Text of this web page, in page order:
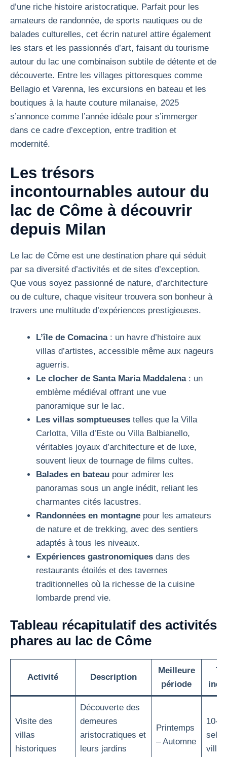
d’une riche histoire aristocratique. Parfait pour les
amateurs de randonnée, de sports nautiques ou de
balades culturelles, cet écrin naturel attire également
les stars et les passionnés d’art, faisant du tourisme
autour du lac une combinaison subtile de détente et de
découverte. Entre les villages pittoresques comme
Bellagio et Varenna, les excursions en bateau et les
boutiques à la haute couture milanaise, 2025
s’annonce comme l’année idéale pour s’immerger
dans ce cadre d’exception, entre tradition et
modernité.
Les trésors
incontournables autour du
lac de Côme à découvrir
depuis Milan
Le lac de Côme est une destination phare qui séduit
par sa diversité d’activités et de sites d’exception.
Que vous soyez passionné de nature, d’architecture
ou de culture, chaque visiteur trouvera son bonheur à
travers une multitude d’expériences prestigieuses.
L’île de Comacina: un havre d’histoire aux
villas d’artistes, accessible même aux nageurs
aguerris.
Le clocher de Santa Maria Maddalena: un
emblème médiéval offrant une vue
panoramique sur le lac.
Les villas somptueuses telles que la Villa
Carlotta, Villa d’Este ou Villa Balbianello,
véritables joyaux d’architecture et de luxe,
souvent lieux de tournage de films cultes.
Balades en bateau pour admirer les
panoramas sous un angle inédit, reliant les
charmantes cités lacustres.
Randonnées en montagne pour les amateurs
de nature et de trekking, avec des sentiers
adaptés à tous les niveaux.
Expériences gastronomiques dans des
restaurants étoilés et des tavernes
traditionnelles où la richesse de la cuisine
lombarde prend vie.
Tableau récapitulatif des activités
phares au lac de Côme
Activité Description
Meilleure
période
Visite des
villas
historiques
Découverte des
demeures
aristocratiques et
leurs jardins
Printemps
– Automne
10-
villa